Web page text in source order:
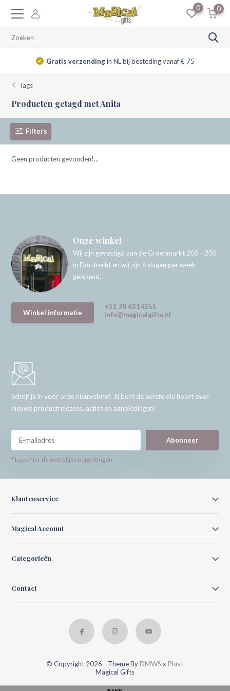
0 0
Gratis verzendingin NL bij besteding vanaf € 75
Tags
Producten getagd met Anita
Filters
Geen producten gevonden!...
Onze winkel
Wij zijn gevestigd aan de Groenmarkt 203 - 205
in Dordrecht en wij zijn 6 dagen per week
geopend.
Winkel informatie
+31 78 6314355
info@magicalgifts.nl
Schrijf je in voor onze nieuwsbrief. Jij bent de eerste die hoort over
nieuwe productreleases, acties en aanbiedingen!
Abonneer
* Lees hier de wettelijke beperkingen
Klantenservice
Magical Account
Categorieën
Contact
© Copyright 2026 - Theme By DMWS x Plus+
Magical Gifts